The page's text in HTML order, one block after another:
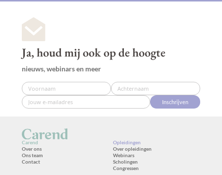
Ja, houd mij ook op de hoogte
nieuws, webinars en meer
Inschrijven
Carend
Over ons
Ons team
Contact
Opleidingen
Over opleidingen
Webinars
Scholingen
Congressen